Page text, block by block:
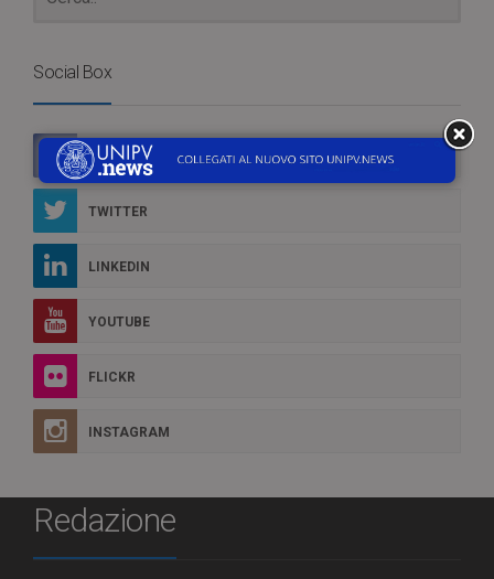
Social Box
FACEBOOK
TWITTER
LINKEDIN
YOUTUBE
FLICKR
INSTAGRAM
Redazione